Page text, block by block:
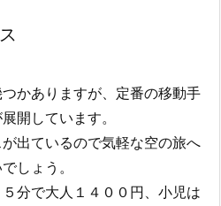
かありますが、定番の移動手
開しています。
出ているので気軽な空の旅へ
しょう。
分で大人１４００円、小児は